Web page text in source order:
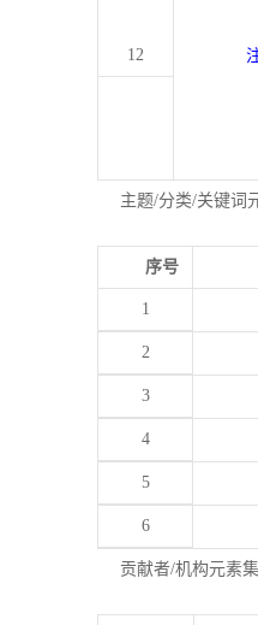
12
主题/分类/关键词
序号
1
2
3
4
5
6
贡献者/机构元素